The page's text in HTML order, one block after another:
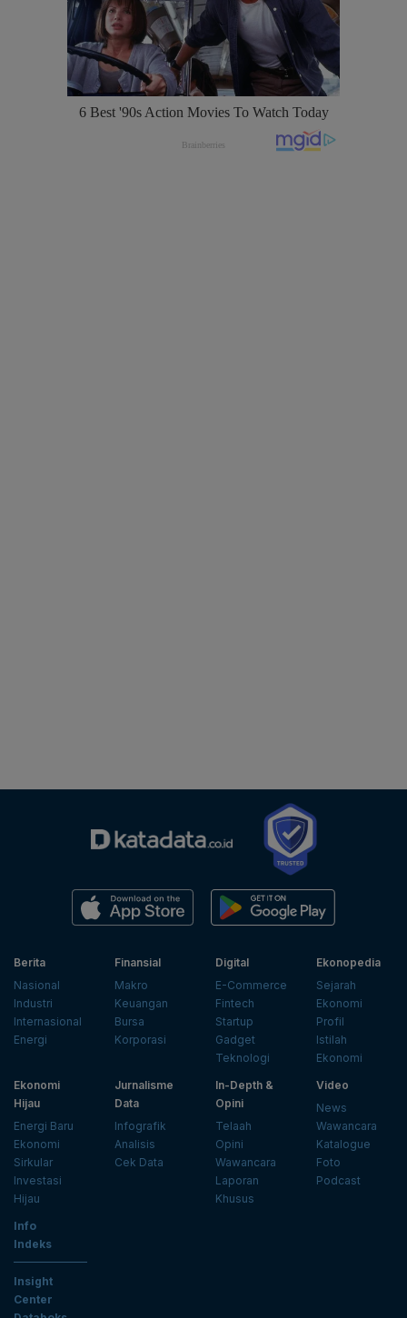
Berita
Nasional
Industri
Internasional
Energi
Finansial
Makro
Keuangan
Bursa
Korporasi
Digital
E-Commerce
Fintech
Startup
Gadget
Teknologi
Ekonopedia
Sejarah
Ekonomi
Profil
Istilah
Ekonomi
Ekonomi
Hijau
Energi Baru
Ekonomi
Sirkular
Investasi
Hijau
Jurnalisme
Data
Infografik
Analisis
Cek Data
In-Depth &
Opini
Telaah
Opini
Wawancara
Laporan
Khusus
Video
News
Wawancara
Katalogue
Foto
Podcast
Info
Indeks
Insight
Center